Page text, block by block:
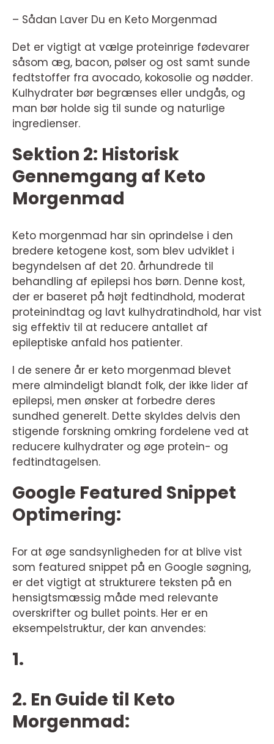
– Sådan Laver Du en Keto Morgenmad
Det er vigtigt at vælge proteinrige fødevarer
såsom æg, bacon, pølser og ost samt sunde
fedtstoffer fra avocado, kokosolie og nødder.
Kulhydrater bør begrænses eller undgås, og
man bør holde sig til sunde og naturlige
ingredienser.
Sektion 2: Historisk
Gennemgang af Keto
Morgenmad
Keto morgenmad har sin oprindelse i den
bredere ketogene kost, som blev udviklet i
begyndelsen af det 20. århundrede til
behandling af epilepsi hos børn. Denne kost,
der er baseret på højt fedtindhold, moderat
proteinindtag og lavt kulhydratindhold, har vist
sig effektiv til at reducere antallet af
epileptiske anfald hos patienter.
I de senere år er keto morgenmad blevet
mere almindeligt blandt folk, der ikke lider af
epilepsi, men ønsker at forbedre deres
sundhed generelt. Dette skyldes delvis den
stigende forskning omkring fordelene ved at
reducere kulhydrater og øge protein- og
fedtindtagelsen.
Google Featured Snippet
Optimering:
For at øge sandsynligheden for at blive vist
som featured snippet på en Google søgning,
er det vigtigt at strukturere teksten på en
hensigtsmæssig måde med relevante
overskrifter og bullet points. Her er en
eksempelstruktur, der kan anvendes:
1.
2. En Guide til Keto
Morgenmad: